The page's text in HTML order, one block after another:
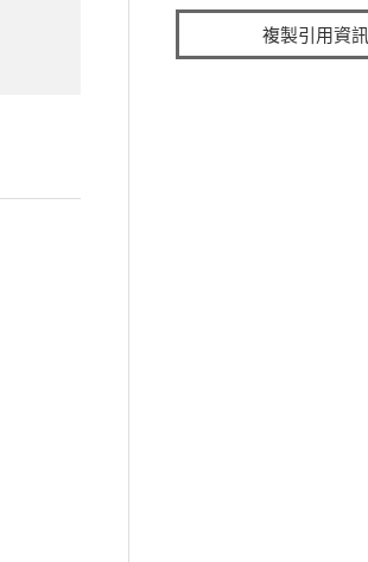
複製引用資訊